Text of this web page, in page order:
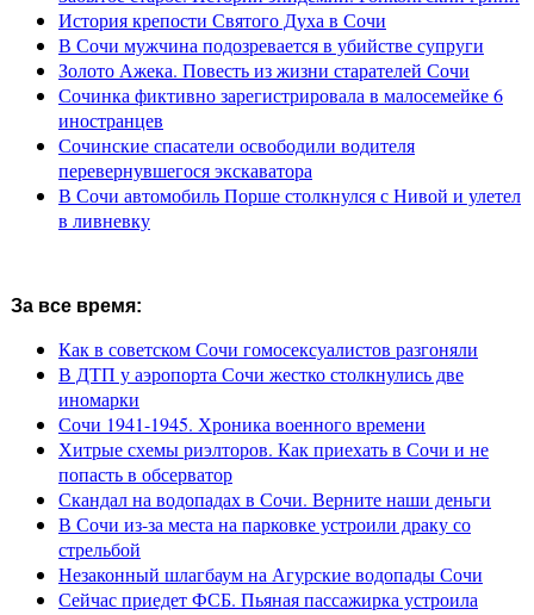
История крепости Святого Духа в Сочи
В Сочи мужчина подозревается в убийстве супруги
Золото Ажека. Повесть из жизни старателей Сочи
Сочинка фиктивно зарегистрировала в малосемейке 6
иностранцев
Сочинские спасатели освободили водителя
перевернувшегося экскаватора
В Сочи автомобиль Порше столкнулся с Нивой и улетел
в ливневку
За все время:
Как в советском Сочи гомосексуалистов разгоняли
В ДТП у аэропорта Сочи жестко столкнулись две
иномарки
Сочи 1941-1945. Хроника военного времени
Хитрые схемы риэлторов. Как приехать в Сочи и не
попасть в обсерватор
Скандал на водопадах в Сочи. Верните наши деньги
В Сочи из-за места на парковке устроили драку со
стрельбой
Незаконный шлагбаум на Агурские водопады Сочи
Сейчас приедет ФСБ. Пьяная пассажирка устроила